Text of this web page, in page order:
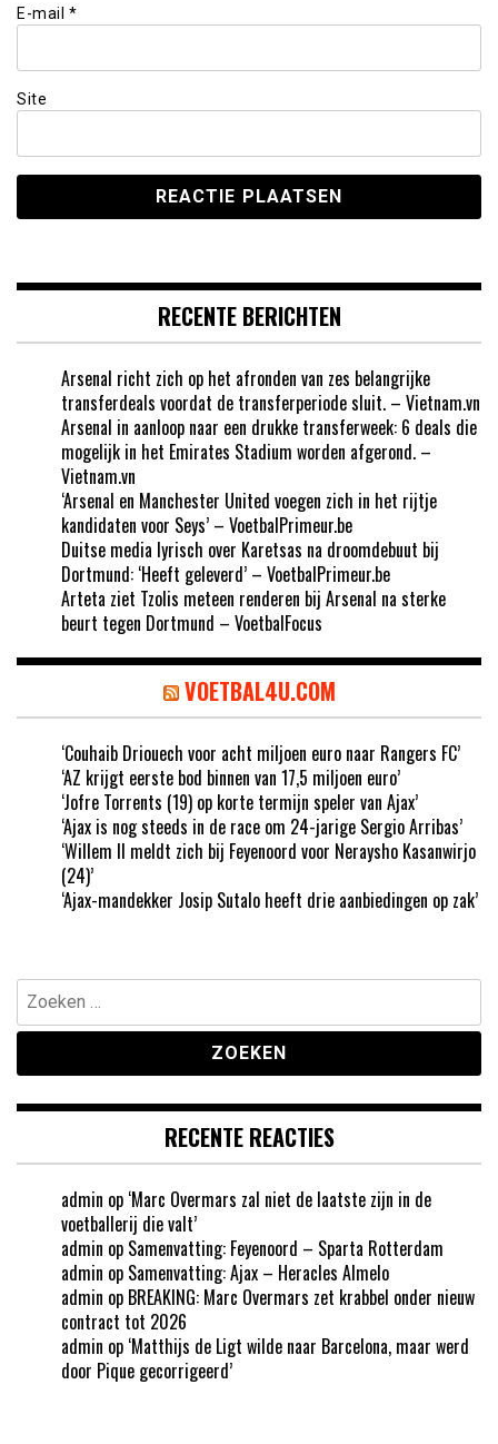
E-mail *
Site
RECENTE BERICHTEN
Arsenal richt zich op het afronden van zes belangrijke
transferdeals voordat de transferperiode sluit. – Vietnam.vn
Arsenal in aanloop naar een drukke transferweek: 6 deals die
mogelijk in het Emirates Stadium worden afgerond. –
Vietnam.vn
‘Arsenal en Manchester United voegen zich in het rijtje
kandidaten voor Seys’ – VoetbalPrimeur.be
Duitse media lyrisch over Karetsas na droomdebuut bij
Dortmund: ‘Heeft geleverd’ – VoetbalPrimeur.be
Arteta ziet Tzolis meteen renderen bij Arsenal na sterke
beurt tegen Dortmund – VoetbalFocus
VOETBAL4U.COM
‘Couhaib Driouech voor acht miljoen euro naar Rangers FC’
‘AZ krijgt eerste bod binnen van 17,5 miljoen euro’
‘Jofre Torrents (19) op korte termijn speler van Ajax’
‘Ajax is nog steeds in de race om 24-jarige Sergio Arribas’
‘Willem II meldt zich bij Feyenoord voor Neraysho Kasanwirjo
(24)’
‘Ajax-mandekker Josip Sutalo heeft drie aanbiedingen op zak’
Zoeken
naar:
RECENTE REACTIES
admin op ‘Marc Overmars zal niet de laatste zijn in de
voetballerij die valt’
admin op Samenvatting: Feyenoord – Sparta Rotterdam
admin op Samenvatting: Ajax – Heracles Almelo
admin op BREAKING: Marc Overmars zet krabbel onder nieuw
contract tot 2026
admin op ‘Matthijs de Ligt wilde naar Barcelona, maar werd
door Pique gecorrigeerd’